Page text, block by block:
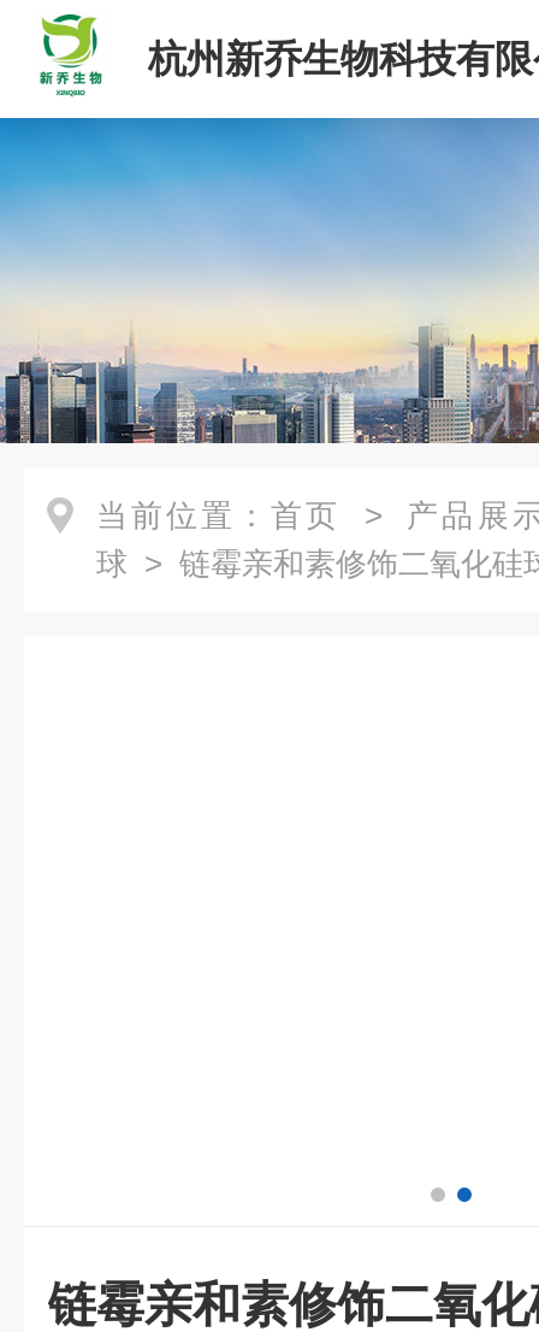
杭州新乔生物科技有
当前位置： 首页 > 产品展
球 > 链霉亲和素修饰二氧化硅
链霉亲和素修饰二氧